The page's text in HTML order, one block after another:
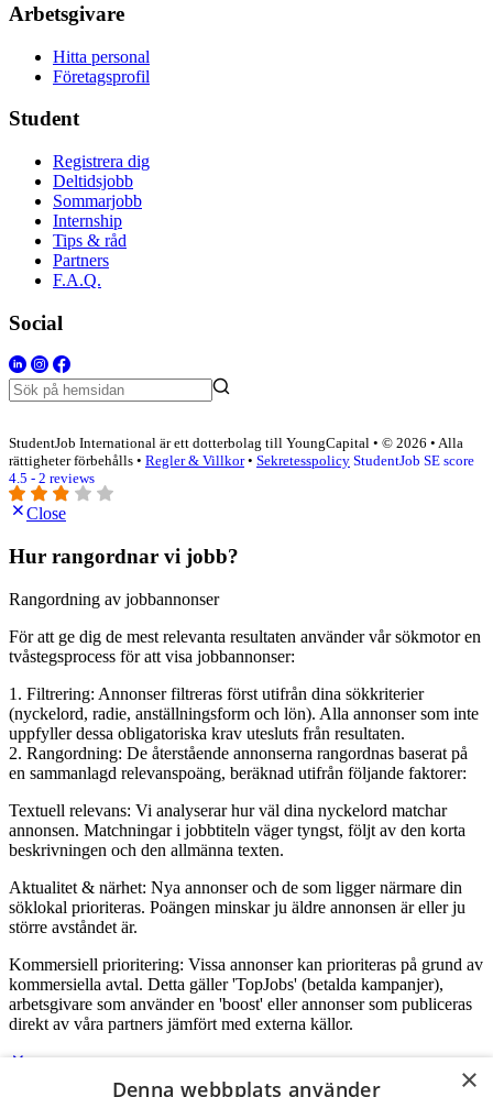
Arbetsgivare
Hitta personal
Företagsprofil
Student
Registrera dig
Deltidsjobb
Sommarjobb
Internship
Tips & råd
Partners
F.A.Q.
Social
StudentJob International är ett dotterbolag till YoungCapital • © 2026 • Alla
rättigheter förbehålls • Regler & Villkor• Sekretesspolicy StudentJob SE score
4.5 - 2 reviews
Close
Hur rangordnar vi jobb?
Rangordning av jobbannonser
För att ge dig de mest relevanta resultaten använder vår sökmotor en
tvåstegsprocess för att visa jobbannonser:
1. Filtrering: Annonser filtreras först utifrån dina sökkriterier
(nyckelord, radie, anställningsform och lön). Alla annonser som inte
uppfyller dessa obligatoriska krav utesluts från resultaten.
2. Rangordning: De återstående annonserna rangordnas baserat på
en sammanlagd relevanspoäng, beräknad utifrån följande faktorer:
Textuell relevans: Vi analyserar hur väl dina nyckelord matchar
annonsen. Matchningar i jobbtiteln väger tyngst, följt av den korta
beskrivningen och den allmänna texten.
Aktualitet & närhet: Nya annonser och de som ligger närmare din
söklokal prioriteras. Poängen minskar ju äldre annonsen är eller ju
större avståndet är.
Kommersiell prioritering: Vissa annonser kan prioriteras på grund av
kommersiella avtal. Detta gäller 'TopJobs' (betalda kampanjer),
arbetsgivare som använder en 'boost' eller annonser som publiceras
direkt av våra partners jämfört med externa källor.
×
Denna webbplats använder